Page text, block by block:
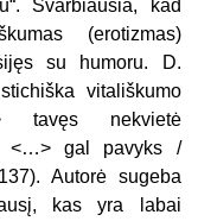
Svarbiausia, kad
(erotizmas)
su humoru. D.
vitališkumo
tavęs nekvietė
<…> gal pavyks /
Autorė sugeba
kas yra labai